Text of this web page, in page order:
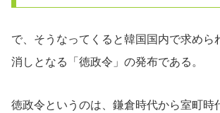
で、そうなってくると韓国国内で求めら
消しとなる「徳政令」の発布である。
徳政令というのは、鎌倉時代から室町時